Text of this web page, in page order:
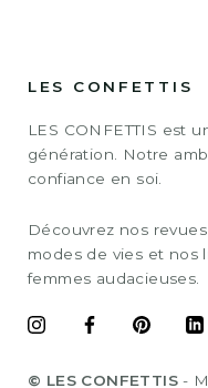
LES CONFETTIS
LES CONFETTIS est
génération. Notre
confiance en soi.
Découvrez nos
modes de vies et nos
femmes audacieuses.
© LES CONFETTIS -